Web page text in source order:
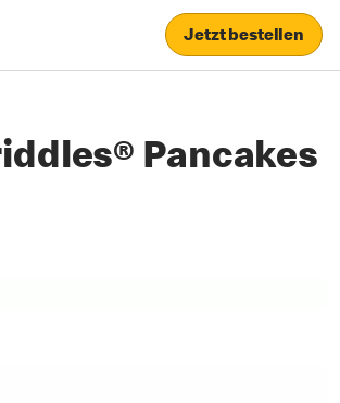
Jetzt bestellen
Pancakes